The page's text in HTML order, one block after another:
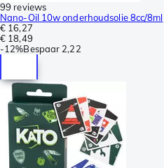
99 reviews
Nano-Oil 10w onderhoudsolie 8cc/8ml
€ 16,27
€ 18,49
-12%Bespaar 2,22